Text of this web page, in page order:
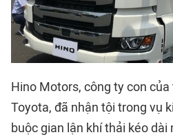
Hino Motors, công ty con
Toyota, đã nhận tội trong vụ
buộc gian lận khí thải kéo